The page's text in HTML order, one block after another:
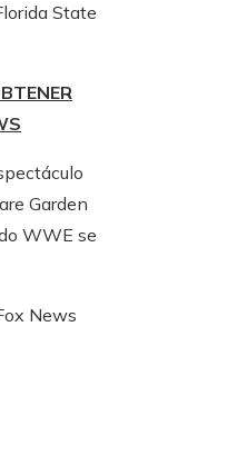
State
Garden
WWE se
News